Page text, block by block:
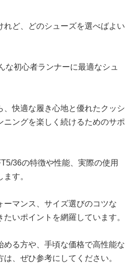
れど、どのシューズを選べばよい
な初心者ランナーに最適なシュ
、快適な履き心地と優れたクッシ
ニングを楽しく続けるためのサポ
36の特徴や性能、実際の使用
す。
ーマンス、サイズ選びのコツな
いポイントを網羅しています。
める方や、手頃な価格で高性能な
、ぜひ参考にしてください。